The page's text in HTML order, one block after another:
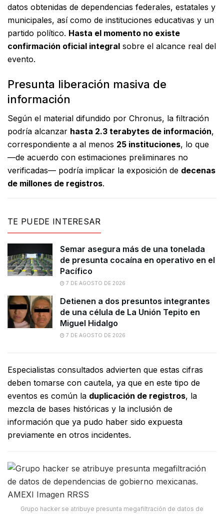
datos obtenidas de dependencias federales, estatales y
municipales, así como de instituciones educativas y un
partido político. Hasta el momento no existe
confirmación oficial integral sobre el alcance real del
evento.
Presunta liberación masiva de
información
Según el material difundido por Chronus, la filtración
podría alcanzar hasta 2.3 terabytes de información,
correspondiente a al menos 25 instituciones, lo que
—de acuerdo con estimaciones preliminares no
verificadas— podría implicar la exposición de decenas
de millones de registros.
TE PUEDE INTERESAR
Semar asegura más de una tonelada
de presunta cocaína en operativo en el
Pacífico
7 DE AGOSTO DE 2026
Detienen a dos presuntos integrantes
de una célula de La Unión Tepito en
Miguel Hidalgo
7 DE AGOSTO DE 2026
Especialistas consultados advierten que estas cifras
deben tomarse con cautela, ya que en este tipo de
eventos es común la duplicación de registros, la
mezcla de bases históricas y la inclusión de
información que ya pudo haber sido expuesta
previamente en otros incidentes.
Grupo hacker se atribuye presunta megafiltración de datos de